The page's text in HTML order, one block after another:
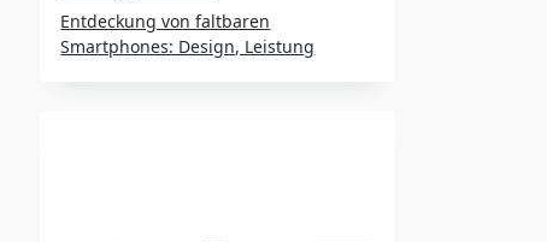
Entdeckung von faltbaren
Smartphones: Design, Leistung